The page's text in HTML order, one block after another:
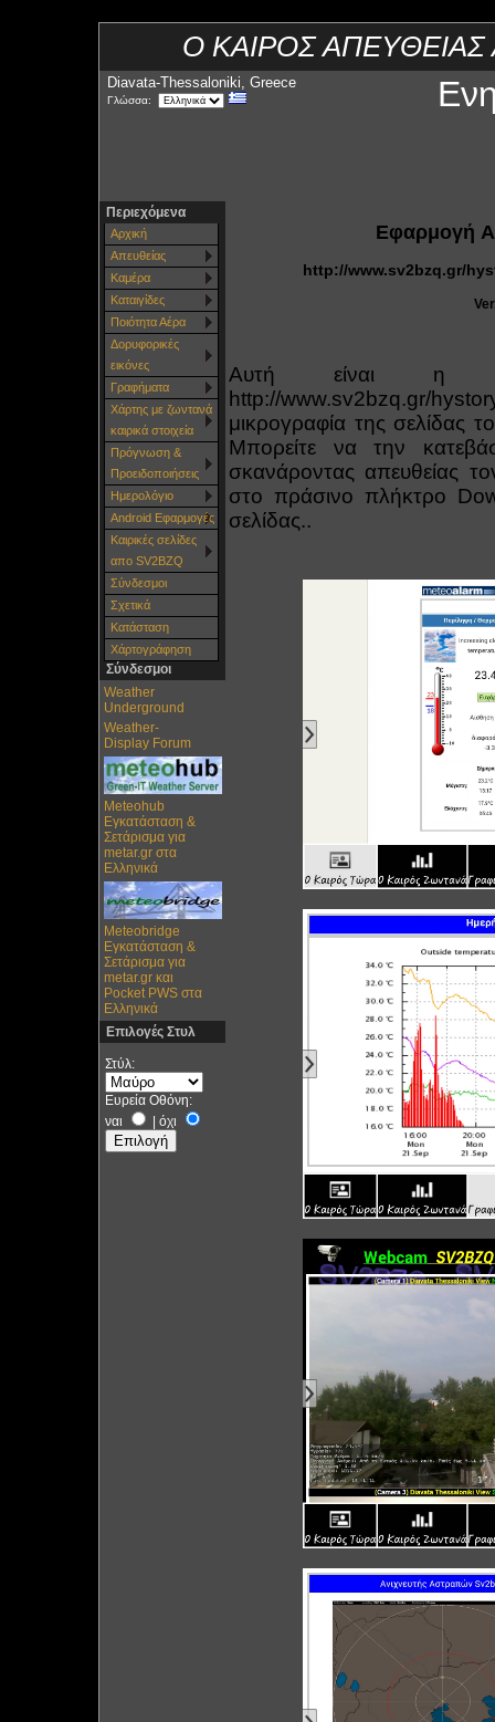
Ο ΚΑΙΡΟΣ
Diavata-Thessaloniki, Greece
Γλώσσα:
Περιεχόμενα
Αρχική
Απευθείας
Καμέρα
Καταιγίδες
Ποιότητα Αέρα
Δορυφορικές
εικόνες
Γραφήματα
Χάρτης με ζωντανά
καιρικά στοιχεία
Πρόγνωση &
Προειδοποιήσεις
Ημερολόγιο
Android Εφαρμογές
Καιρικές σελίδες
απο SV2BZQ
Σύνδεσμοι
Σχετικά
Κατάσταση
Χάρτoγράφηση
Σύνδεσμοι
Weather
Underground
Weather-
Display Forum
Meteohub
Εγκατάσταση &
Σετάρισμα για
metar.gr στα
Ελληνικά
Meteobridge
Εγκατάσταση &
Σετάρισμα για
metar.gr και
Pocket PWS στα
Ελληνικά
Επιλογές Στυλ
Στύλ:
Ευρεία Οθόνη:
ναι
όχι
Εφαρμογή
http://www.sv2bzq.gr/
Αυτή είναι η
http://www.sv2bzq.gr/
μικρογραφία της σελίδας
Μπορείτε να την
σκανάροντας απευθείας
στο πράσινο πλήκτρο
σελίδας..